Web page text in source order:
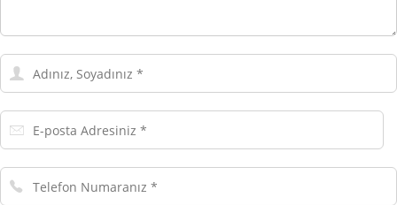
Adınız,
Soyadınız
E-
posta
Telefon
Numaranız